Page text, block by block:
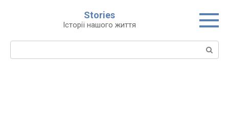
Stories
Історії нашого життя
Пошук: